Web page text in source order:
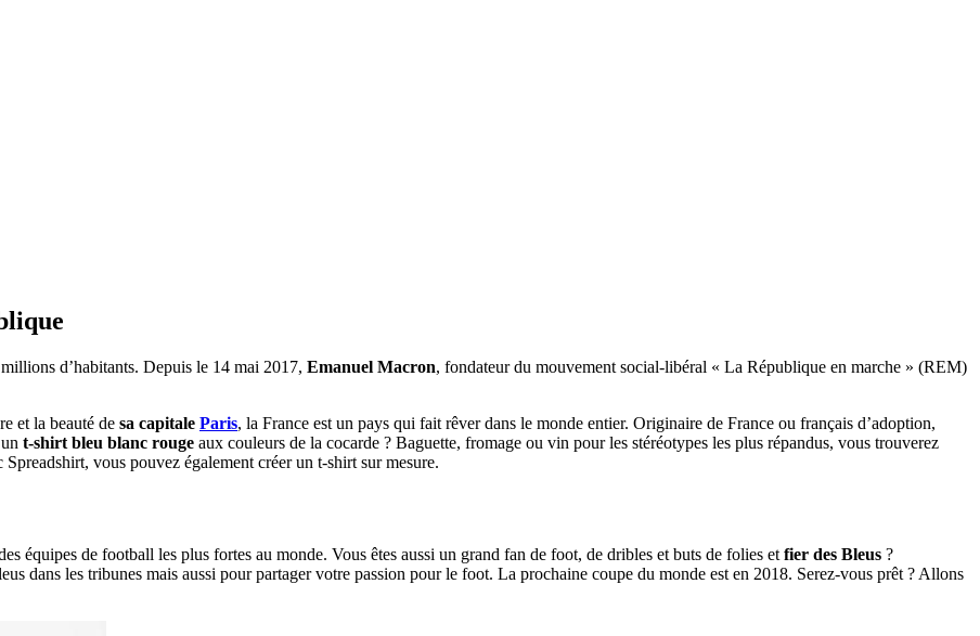
d’habitants. Depuis le 14 mai 2017, Emanuel Macron, fondateur du mouvement social-libéral « La République en marche » (REM)
et la beauté de sa capitale Paris, la France est un pays qui fait rêver dans le monde entier. Originaire de France ou français d’adoption,
t-shirt bleu blanc rouge aux couleurs de la cocarde ? Baguette, fromage ou vin pour les stéréotypes les plus répandus, vous trouverez
Spreadshirt, vous pouvez également créer un t-shirt sur mesure.
équipes de football les plus fortes au monde. Vous êtes aussi un grand fan de foot, de dribles et buts de folies et fier des Bleus ?
dans les tribunes mais aussi pour partager votre passion pour le foot. La prochaine coupe du monde est en 2018. Serez-vous prêt ? Allons